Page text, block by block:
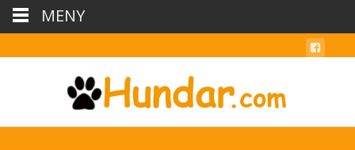
MENY